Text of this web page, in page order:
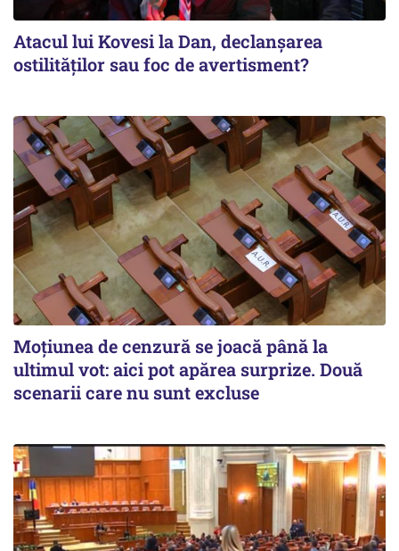
Atacul lui Kovesi la Dan, declanșarea
ostilităților sau foc de avertisment?
Moțiunea de cenzură se joacă până la
ultimul vot: aici pot apărea surprize. Două
scenarii care nu sunt excluse